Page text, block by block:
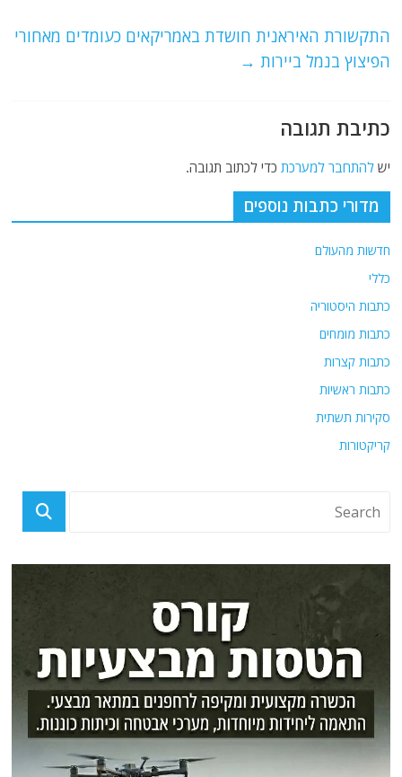
p
o
התקשורת האיראנית חושדת באמריקאים כעומדים מאחורי
הפיצוץ בנמל ביירות →
כתיבת תגובה
ישלהתחבר למערכת כדי לכתוב תגובה.
מדורי כתבות נוספים
חדשות מהעולם
כללי
כתבות היסטוריה
כתבות מומחים
כתבות קצרות
כתבות ראשיות
סקירות תשתית
קריקטורות